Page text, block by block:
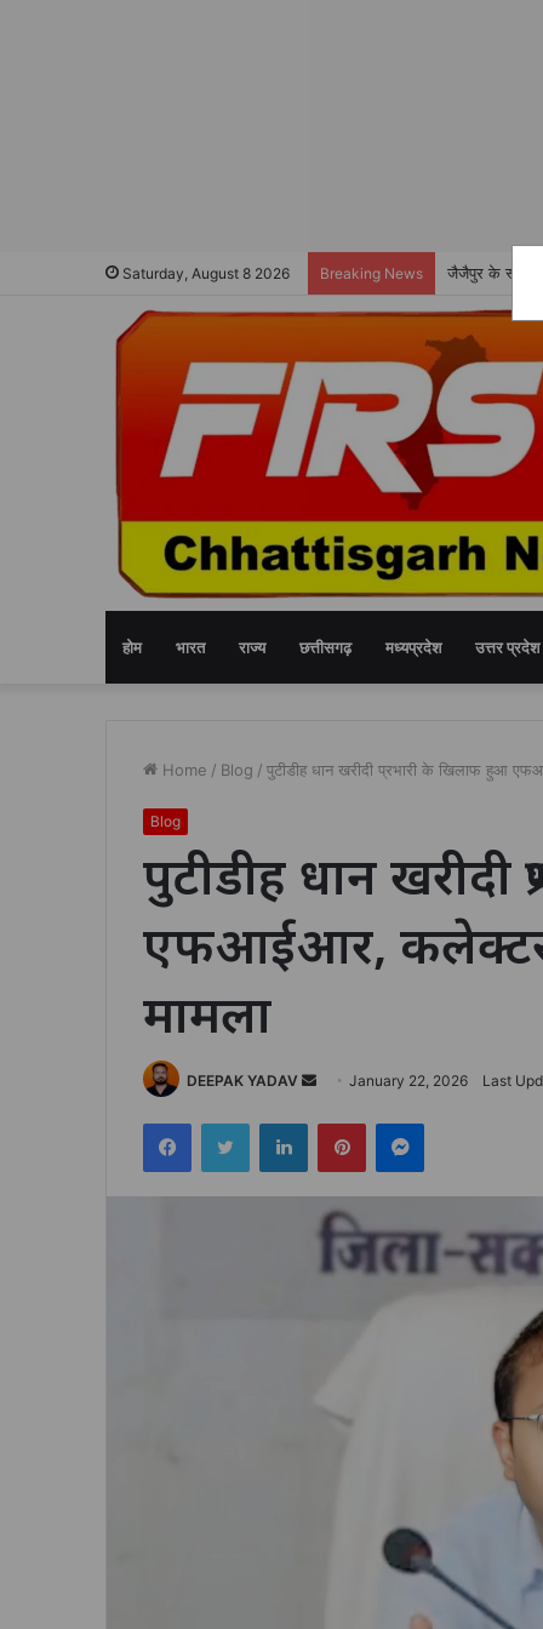
Saturday, August 8 2026 Breaking News जैजैपुर के स्वामी
होम भारत राज्य छत्तीसगढ़ मध्यप्रदेश उत्तर प्रदेश
Home / Blog / पुटीडीह धान खरीदी प्रभारी के खिलाफ हुआ
Blog
पुटीडीह धान
एफआईआर, कलेक्टर
मामला
DEEPAK YADAV
Send
email
January 22, 2026 Last
FacebookTwitter LinkedInPinterestMessenger